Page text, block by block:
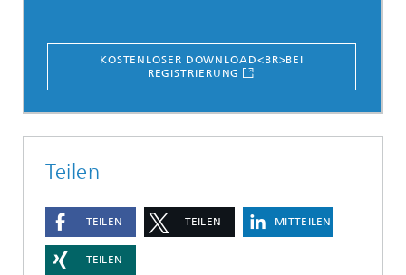
KOSTENLOSER DOWNLOAD<BR>BEI
REGISTRIERUNG
Teilen
TEILEN TEILEN MITTEILEN
TEILEN